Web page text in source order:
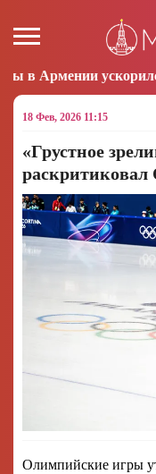
до 8,6%: ЕАБР
18 Фев, 2026 11:15
«Грустное
раскритиковал
Олимпийские игры